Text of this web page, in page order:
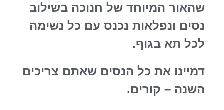
שהאור המיוחד של חנוכה בשילוב
נסים ונפלאות נכנס עם כל נשימה
לכל תא בגוף.
דמיינו את כל הנסים שאתם צריכים
השנה – קורים.